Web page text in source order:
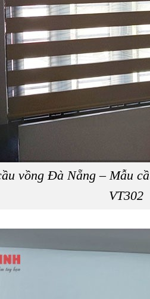
vồng Đà Nẵng – Mẫu
VT302